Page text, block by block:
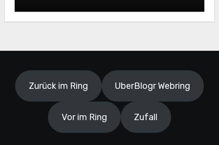
Zurück im Ring UberBlogr Webring
Vor im Ring Zufall